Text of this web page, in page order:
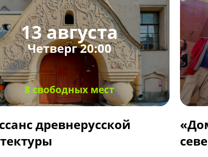
13 августа
Четверг 20:00
8 свободных мест
древнерусской